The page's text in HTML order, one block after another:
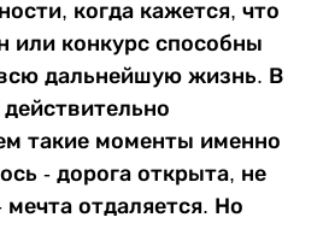
когда кажется, что
или конкурс способны
дальнейшую жизнь. В
такие моменты именно
- дорога открыта, не
мечта отдаляется. Но